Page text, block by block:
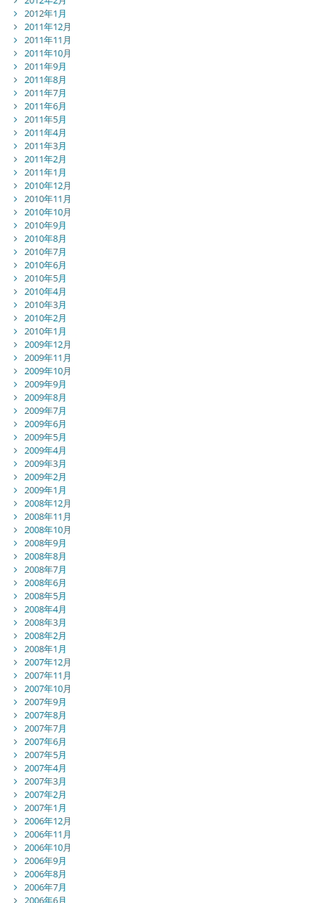
2012年1月
2011年12月
2011年11月
2011年10月
2011年9月
2011年8月
2011年7月
2011年6月
2011年5月
2011年4月
2011年3月
2011年2月
2011年1月
2010年12月
2010年11月
2010年10月
2010年9月
2010年8月
2010年7月
2010年6月
2010年5月
2010年4月
2010年3月
2010年2月
2010年1月
2009年12月
2009年11月
2009年10月
2009年9月
2009年8月
2009年7月
2009年6月
2009年5月
2009年4月
2009年3月
2009年2月
2009年1月
2008年12月
2008年11月
2008年10月
2008年9月
2008年8月
2008年7月
2008年6月
2008年5月
2008年4月
2008年3月
2008年2月
2008年1月
2007年12月
2007年11月
2007年10月
2007年9月
2007年8月
2007年7月
2007年6月
2007年5月
2007年4月
2007年3月
2007年2月
2007年1月
2006年12月
2006年11月
2006年10月
2006年9月
2006年8月
2006年7月
2006年6月